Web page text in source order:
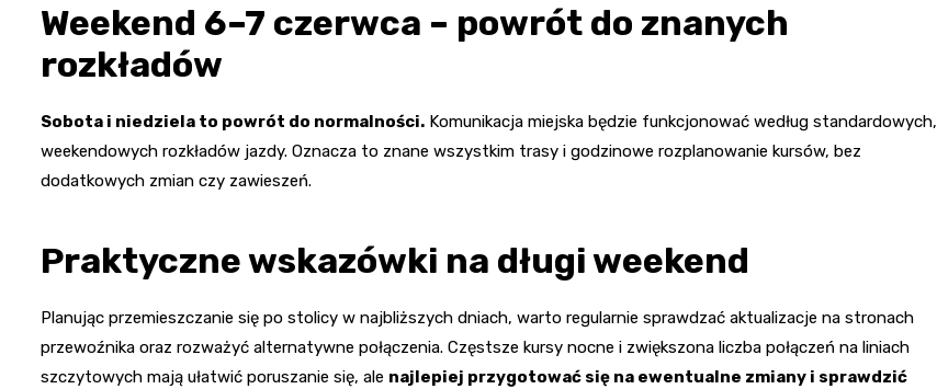
Weekend 6–7 czerwca – powrót do znanych
rozkładów
Sobota i niedziela to powrót do normalności. Komunikacja miejska będzie funkcjonować według standardowych,
weekendowych rozkładów jazdy. Oznacza to znane wszystkim trasy i godzinowe rozplanowanie kursów, bez
dodatkowych zmian czy zawieszeń.
Praktyczne wskazówki na długi weekend
Planując przemieszczanie się po stolicy w najbliższych dniach, warto regularnie sprawdzać aktualizacje na stronach
przewoźnika oraz rozważyć alternatywne połączenia. Częstsze kursy nocne i zwiększona liczba połączeń na liniach
szczytowych mają ułatwić poruszanie się, ale najlepiej przygotować się na ewentualne zmiany i sprawdzić